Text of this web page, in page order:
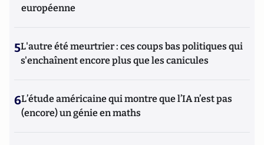
européenne
5L'autre été meurtrier : ces coups bas politiques qui
s'enchaînent encore plus que les canicules
6L’étude américaine qui montre que l’IA n’est pas
(encore) un génie en maths